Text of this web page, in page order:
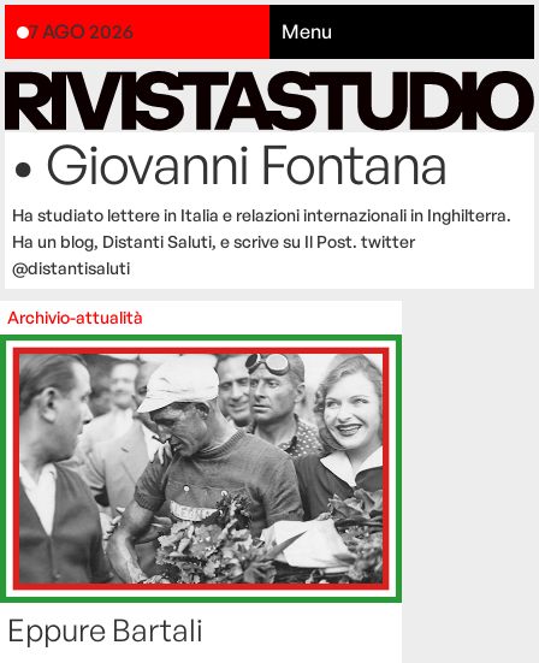
7 AGO 2026 Menu
• Giovanni Fontana
Ha studiato lettere in Italia e relazioni internazionali in Inghilterra.
Ha un blog, Distanti Saluti, e scrive su Il Post. twitter
@distantisaluti
Archivio-attualità
Eppure Bartali